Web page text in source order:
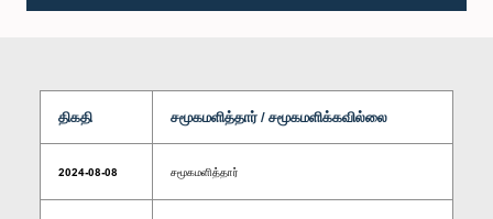
திகதி சமூகமளித்தார் / சமூகமளிக்கவில்லை
2024-08-08 சமூகமளித்தார்